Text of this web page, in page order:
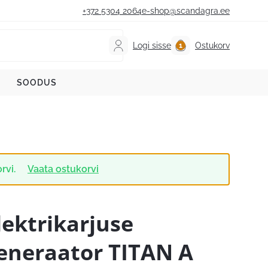
+372 5304 2064e-shop@scandagra.ee
Logi sisse Ostukorv
SOODUS
Vaata ostukorvi
TITAN A